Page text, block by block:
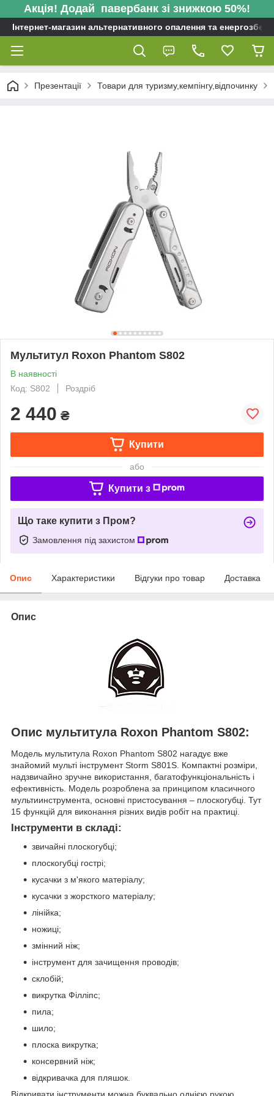
Акція! Додай павербанк зі знижкою 50%!
Інтернет-магазин альтернативного опалення та
Презентації Товари для туризму,кемпінгу,відпочинку
Мультитул Roxon Phantom S802
В наявності
Код: S802
Роздріб
2 440 ₴
Купити
або
Купити з
Що таке купити з Пром?
Замовлення під захистом
Опис Характеристики Відгуки про товар Доставка
Опис
Опис мультитула Roxon Phantom S802:
Модель мультитула Roxon Phantom S802 нагадує вже
знайомий мульті інструмент Storm S801S. Компактні розміри,
надзвичайно зручне використання, багатофункціональність і
ефективність. Модель розроблена за принципом класичного
мультиинструмента, основні пристосування – плоскогубці. Тут
15 функцій для виконання різних видів робіт на практиці.
Інструменти в складі:
звичайні плоскогубці;
плоскогубці гострі;
кусачки з м'якого матеріалу;
кусачки з жорсткого матеріалу;
лінійка;
ножиці;
змінний ніж;
інструмент для зачищення проводів;
склобій;
викрутка Філліпс;
пила;
шило;
плоска викрутка;
консервний ніж;
відкривачка для пляшок.